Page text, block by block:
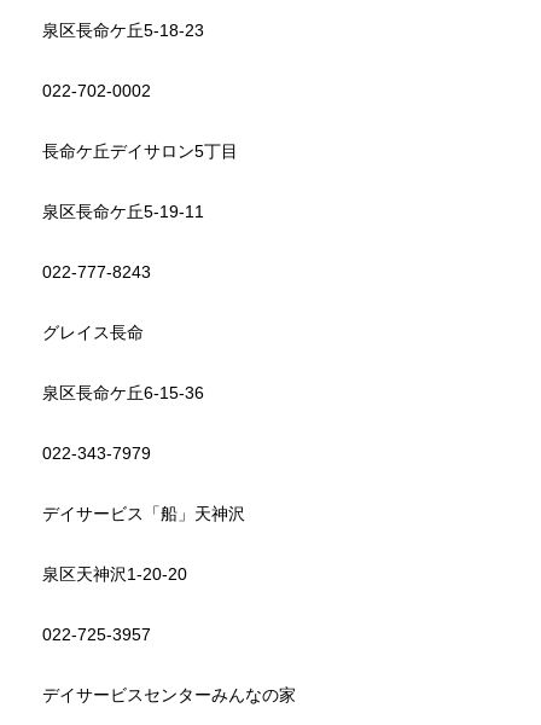
泉区長命ケ丘5-18-23
022-702-0002
長命ケ丘デイサロン5丁目
泉区長命ケ丘5-19-11
022-777-8243
グレイス長命
泉区長命ケ丘6-15-36
022-343-7979
デイサービス「船」天神沢
泉区天神沢1-20-20
022-725-3957
デイサービスセンターみんなの家